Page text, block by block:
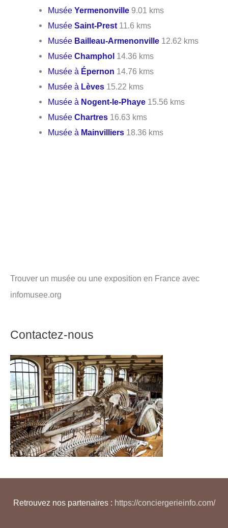
MuséeYermenonville 9.01 kms
MuséeSaint-Prest 11.6 kms
Musée Bailleau-Armenonville 12.62 kms
MuséeChamphol 14.36 kms
Musée à Épernon 14.76 kms
Musée à Lèves 15.22 kms
Musée à Nogent-le-Phaye 15.56 kms
MuséeChartres 16.63 kms
Musée à Mainvilliers 18.36 kms
Trouver un musée ou une exposition en France avec
infomusee.org
Contactez-nous
Retrouvez nos partenaires : https://conciergerieinfo.com/